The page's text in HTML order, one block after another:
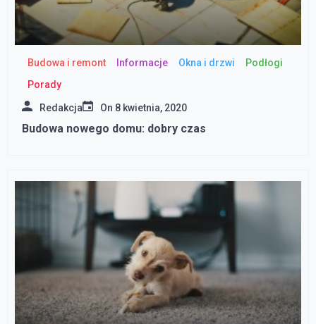
Budowa i remont Informacje Okna i drzwi
Podłogi
Porady
Redakcja On 8 kwietnia, 2020
Budowa nowego domu: dobry czas